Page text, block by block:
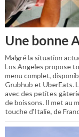
Une bonne
Malgré la situation
Los Angeles propose
menu complet,
Grubhub et UberEats.
avec des petites
de boissons. Il met au
touche d'Italie, de